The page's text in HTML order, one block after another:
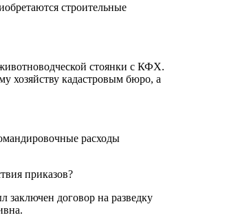
строительные
стоянки с КФХ.
хозяйству кадастровым бюро, а
расходы
приказов?
заключен договор на разведку